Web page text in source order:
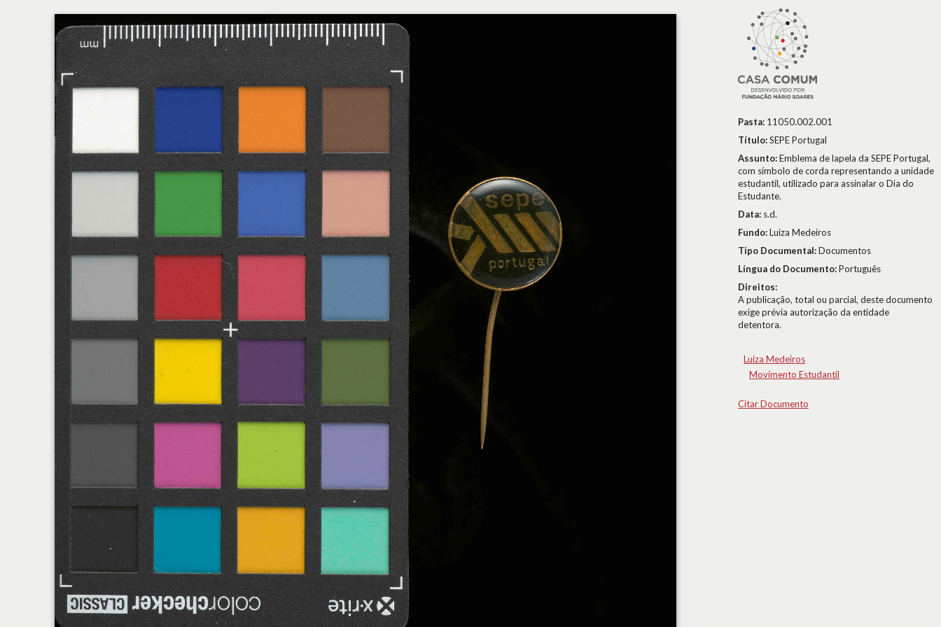
Pasta: 11050.002.001
Título:SEPE Portugal
Assunto:Emblema de lapela da SEPE Portugal,
com símbolo de corda representando a unidade
estudantil, utilizado para assinalar o Dia do
Estudante.
Data: s.d.
Fundo:Luiza Medeiros
Tipo Documental:Documentos
Língua do Documento:Português
Direitos:
A publicação, total ou parcial, deste documento
exige prévia autorização da entidade
detentora.
Luiza Medeiros
Movimento Estudantil
Citar Documento